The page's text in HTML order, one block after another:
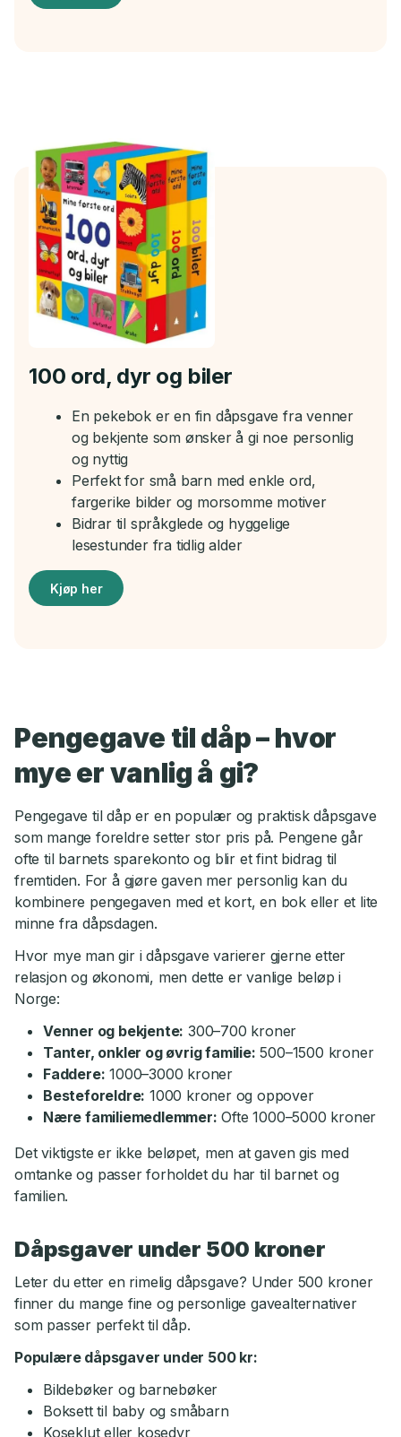
100 ord, dyr og biler
En pekebok er en fin dåpsgave fra venner
og bekjente som ønsker å gi noe personlig
og nyttig
Perfekt for små barn med enkle ord,
fargerike bilder og morsomme motiver
Bidrar til språkglede og hyggelige
lesestunder fra tidlig alder
Kjøp her
Pengegave til dåp – hvor
mye er vanlig å gi?
Pengegave til dåp er en populær og praktisk dåpsgave
som mange foreldre setter stor pris på. Pengene går
ofte til barnets sparekonto og blir et fint bidrag til
fremtiden. For å gjøre gaven mer personlig kan du
kombinere pengegaven med et kort, en bok eller et lite
minne fra dåpsdagen.
Hvor mye man gir i dåpsgave varierer gjerne etter
relasjon og økonomi, men dette er vanlige beløp i
Norge:
Venner og bekjente: 300–700 kroner
Tanter, onkler og øvrig familie: 500–1500 kroner
Faddere: 1000–3000 kroner
Besteforeldre: 1000 kroner og oppover
Nære familiemedlemmer: Ofte 1000–5000 kroner
Det viktigste er ikke beløpet, men at gaven gis med
omtanke og passer forholdet du har til barnet og
familien.
Dåpsgaver under 500 kroner
Leter du etter en rimelig dåpsgave? Under 500 kroner
finner du mange fine og personlige gavealternativer
som passer perfekt til dåp.
Populære dåpsgaver under 500 kr:
Bildebøker og barnebøker
Boksett til baby og småbarn
Koseklut eller kosedyr